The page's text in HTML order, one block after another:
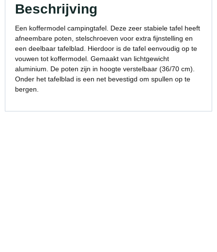
Beschrijving
Een koffermodel campingtafel. Deze zeer stabiele tafel heeft
afneembare poten, stelschroeven voor extra fijnstelling en
een deelbaar tafelblad. Hierdoor is de tafel eenvoudig op te
vouwen tot koffermodel. Gemaakt van lichtgewicht
aluminium. De poten zijn in hoogte verstelbaar (36/70 cm).
Onder het tafelblad is een net bevestigd om spullen op te
bergen.